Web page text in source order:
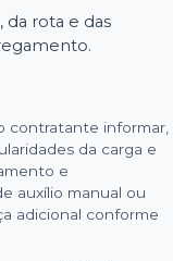
da rota e das
contratante informar,
da carga e
e
auxílio manual ou
adicional conforme